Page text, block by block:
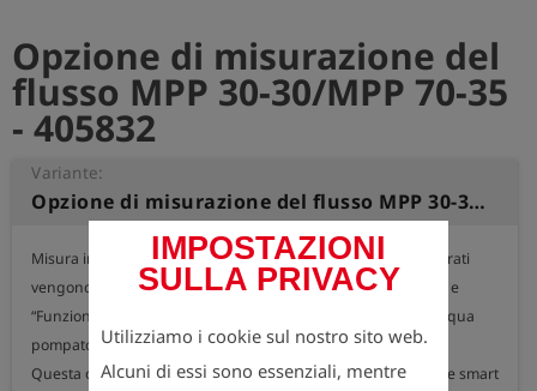
IMPOSTAZIONI
SULLA PRIVACY
Utilizziamo i cookie sul nostro sito web.
Alcuni di essi sono essenziali, mentre
Opzione di misurazione del
flusso MPP 30-30/MPP 70-35
- 405832
Variante:
Opzione di misurazione del flusso MPP 30-30/MPP 70-35
Misura integrata della portata d'acqua dell'MPP. I valori misurati
vengono visualizzati nei menu “Controllo pressione di prova” e
“Funzionamento manuale” come portata e come volume d'acqua
pompato (volume totalizzato sul tempo di funzionamento).
Questa opzione è un requisito per l'opzione “Canone annuale smart